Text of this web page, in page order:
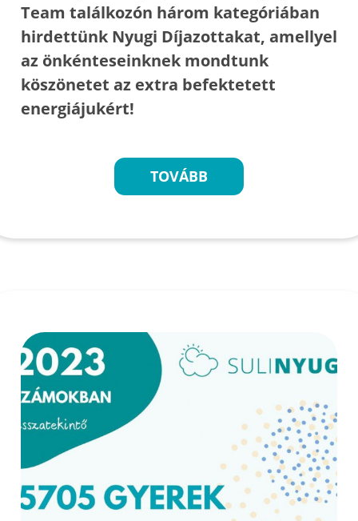
Team találkozón három kategóriában
hirdettünk Nyugi Díjazottakat, amellyel
az önkénteseinknek mondtunk
köszönetet az extra befektetett
energiájukért!
TOVÁBB